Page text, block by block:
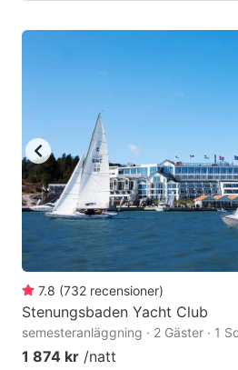
7.8 (732 recensioner)
Stenungsbaden Yacht Club
semesteranläggning · 2 Gäster · 1
1 874 kr /natt